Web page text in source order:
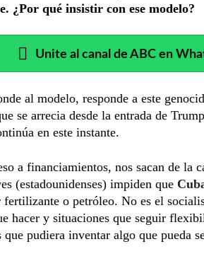
¿Por qué insistir con ese modelo?
Unite al canal de ABC en
al modelo, responde a este
se arrecia desde la entrada de
en este instante.
a financiamientos, nos sacan de la
(estadounidenses) impiden que
fertilizante o petróleo. No es el
hacer y situaciones que seguir
pudiera inventar algo que pueda